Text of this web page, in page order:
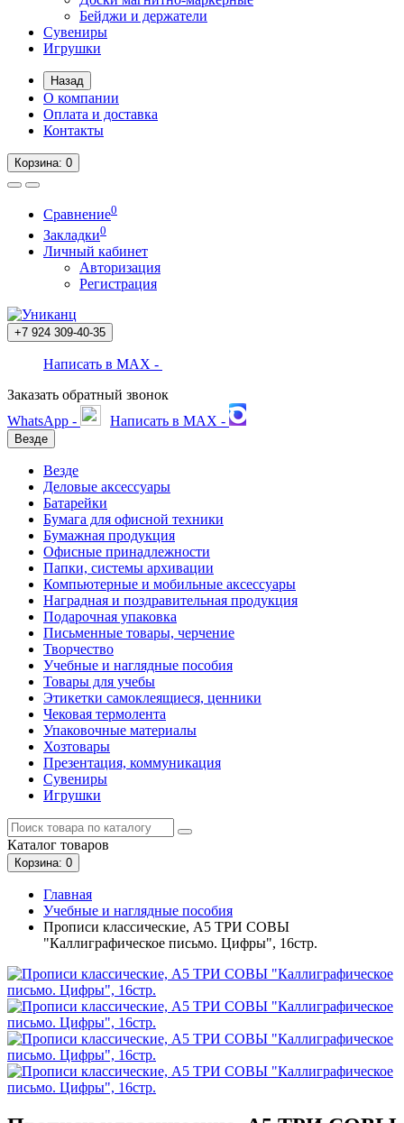
Бейджи и держатели
Сувениры
Игрушки
Назад
О компании
Оплата и доставка
Контакты
Корзина: 0
Сравнение0
Закладки0
Личный кабинет
Авторизация
Регистрация
+7 924 309-40-35
Написать в MAX -
Заказать обратный звонок
WhatsApp -
Написать в MAX -
Везде
Везде
Деловые аксессуары
Батарейки
Бумага для офисной техники
Бумажная продукция
Офисные принадлежности
Папки, системы архивации
Компьютерные и мобильные аксессуары
Наградная и поздравительная продукция
Подарочная упаковка
Письменные товары, черчение
Творчество
Учебные и наглядные пособия
Товары для учебы
Этикетки самоклеящиеся, ценники
Чековая термолента
Упаковочные материалы
Хозтовары
Презентация, коммуникация
Сувениры
Игрушки
Каталог товаров
Корзина: 0
Главная
Учебные и наглядные пособия
Прописи классические, А5 ТРИ СОВЫ
"Каллиграфическое письмо. Цифры", 16стр.